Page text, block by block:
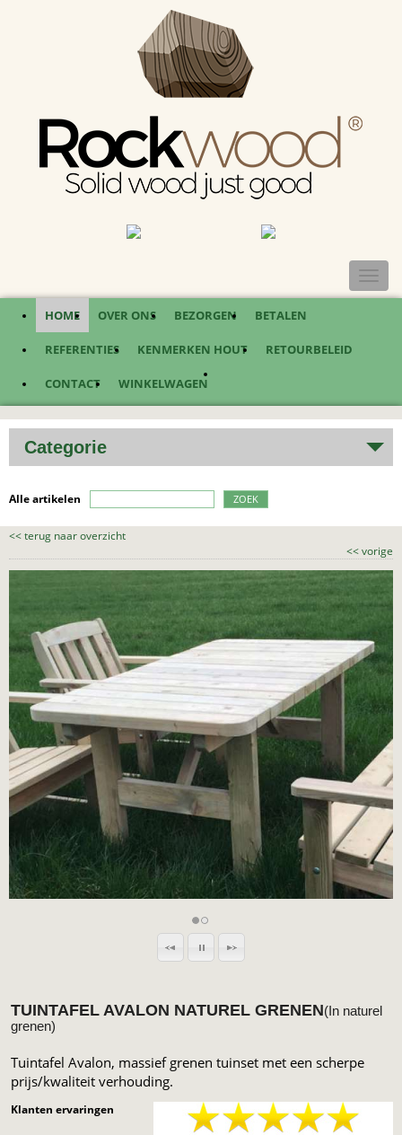
HOME OVER ONS BEZORGEN BETALEN
REFERENTIES KENMERKEN HOUT RETOURBELEID
CONTACT WINKELWAGEN
Categorie
Alle artikelen ZOEK
<<terug naar overzicht
<<vorige
TUINTAFEL AVALON NATUREL GRENEN(In naturel
grenen)
Tuintafel Avalon, massief grenen tuinset met een scherpe
prijs/kwaliteit verhouding.
Klanten ervaringen